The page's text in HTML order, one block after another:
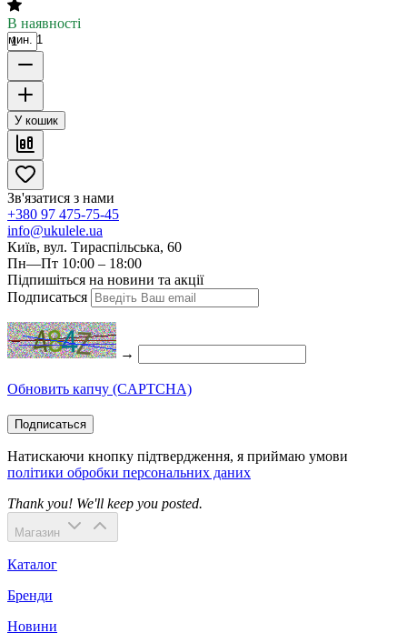
В наявності
мин. 1
У кошик
Зв'язатися з нами
+380 97 475-75-45
info@ukulele.ua
Київ, вул. Тираспільська, 60
Пн—Пт 10:00 – 18:00
Підпишіться на новини та акції
Подписаться
→
Обновить капчу (CAPTCHA)
Подписаться
Натискаючи кнопку підтвердження, я приймаю умови
політики обробки персональних даних
Thank you! We'll keep you posted.
Магазин
Каталог
Бренди
Новини